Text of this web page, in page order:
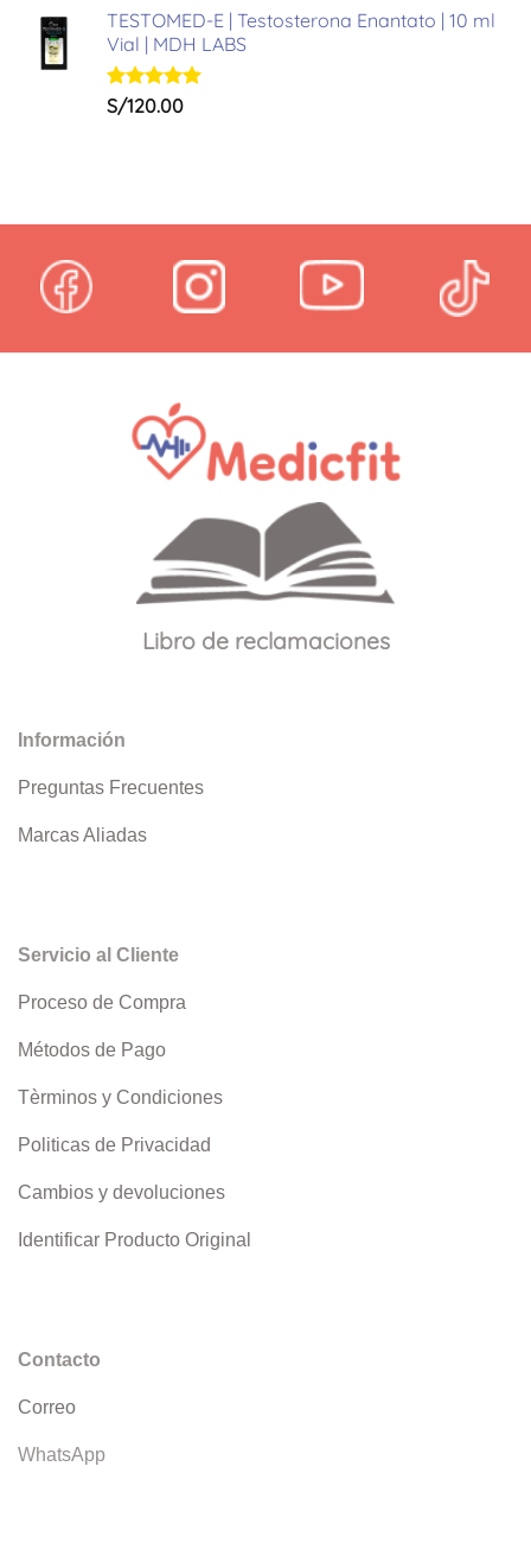
de 5
TESTOMED-E | Testosterona Enantato | 10 ml
Vial | MDH LABS
Valorado
S/120.00
Libro de reclamaciones
Información
Preguntas Frecuentes
Marcas Aliadas
Servicio al Cliente
Proceso de Compra
Métodos de Pago
Tèrminos y Condiciones
Politicas de Privacidad
Cambios y devoluciones
Identificar Producto Original
Contacto
Correo
WhatsApp